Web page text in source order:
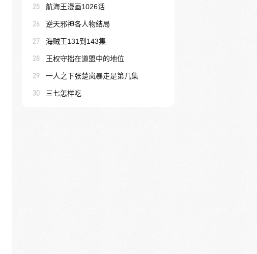
25 航海王漫画1026话
26 逆天邪神各人物结局
27 海贼王131到143集
28 王权守拙在道盟中的地位
29 一人之下张楚岚暴走是第几集
30 三七怎样吃